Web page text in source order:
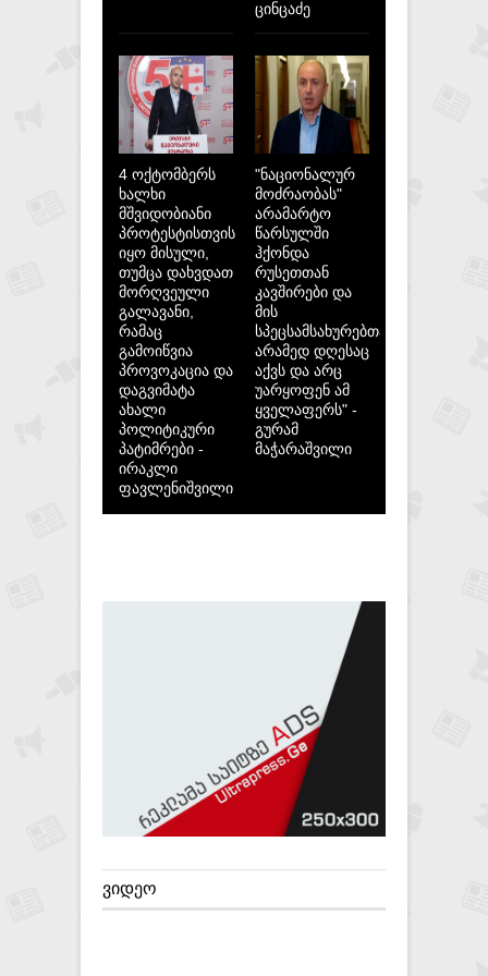
ცინცაძე
4 ოქტომბერს
ხალხი
მშვიდობიანი
პროტესტისთვის
იყო მისული,
თუმცა დახვდათ
მორღვეული
გალავანი,
რამაც
გამოიწვია
პროვოკაცია და
დაგვიმატა
ახალი
პოლიტიკური
პატიმრები -
ირაკლი
ფავლენიშვილი
"ნაციონალურ
მოძრაობას"
არამარტო
წარსულში
ჰქონდა
რუსეთთან
კავშირები და
მის
სპეცსამსახურებთან,
არამედ დღესაც
აქვს და არც
უარყოფენ ამ
ყველაფერს" -
გურამ
მაჭარაშვილი
ᲕᲘᲓᲔᲝ